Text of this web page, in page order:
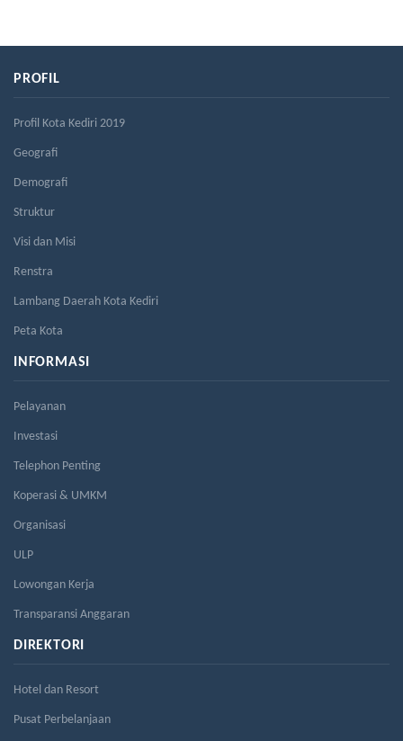
PROFIL
Profil Kota Kediri 2019
Geografi
Demografi
Struktur
Visi dan Misi
Renstra
Lambang Daerah Kota Kediri
Peta Kota
INFORMASI
Pelayanan
Investasi
Telephon Penting
Koperasi & UMKM
Organisasi
ULP
Lowongan Kerja
Transparansi Anggaran
DIREKTORI
Hotel dan Resort
Pusat Perbelanjaan